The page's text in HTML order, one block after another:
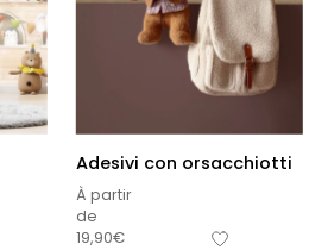
Adesivi con orsacchiotti
À partir
de
19,90€